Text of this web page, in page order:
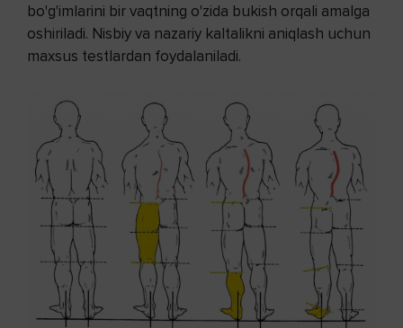
bo'g'imlarini bir vaqtning o'zida bukish orqali amalga
oshiriladi. Nisbiy va nazariy kaltalikni aniqlash uchun
maxsus testlardan foydalaniladi.